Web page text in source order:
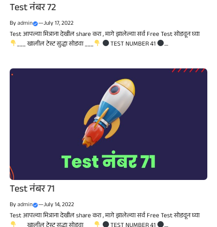
Test नंबर 72
Byadmin —July 17, 2022
Test आपल्या मित्राना देखील share करा , मागे झालेल्या सर्व Free Test सोडवून घ्या
___ खालील टेस्ट सुद्धा सोडवा ___
TEST NUMBER 41 ....
Test नंबर 71
Byadmin —July 14, 2022
Test आपल्या मित्राना देखील share करा , मागे झालेल्या सर्व Free Test सोडवून घ्या